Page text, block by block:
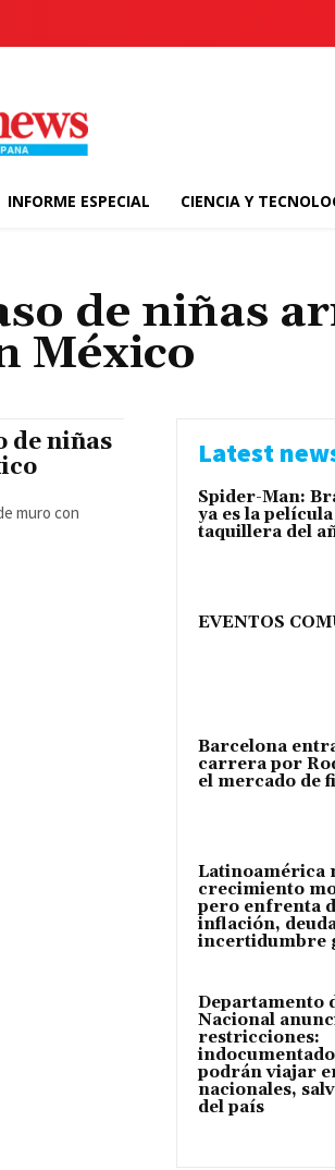
INFORME ESPECIAL CIENCIA Y
de niñas
México
de niñas
muro con
Latest
Spider-Man:
ya es la
taquillera del
EVENTOS
Barcelona
carrera por
el mercado de
Latinoamérica
crecimiento
pero enfrenta
inflación,
incertidumbre
Departamento
Nacional
restricciones:
podrán viajar
nacionales,
del país